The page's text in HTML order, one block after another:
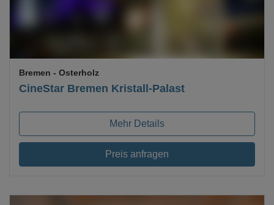
CineStar Bremen Kristall-Palast
Bremen - Osterholz
Mehr Details
Preis anfragen